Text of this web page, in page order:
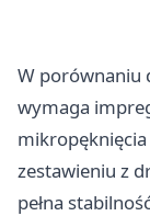
W porównaniu
wymaga
zestawieniu z
pełna